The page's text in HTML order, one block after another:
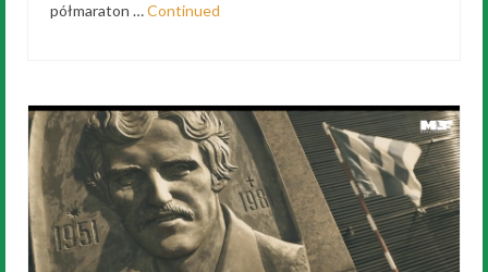
półmaraton …Continued